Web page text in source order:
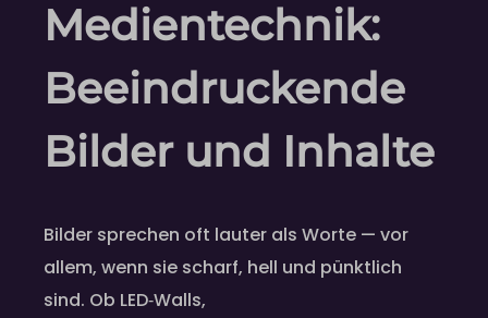
Medientechnik:
Beeindruckende
Bilder und Inhalte
Bilder sprechen oft lauter als Worte — vor
allem, wenn sie scharf, hell und pünktlich
sind. Ob LED‑Walls,